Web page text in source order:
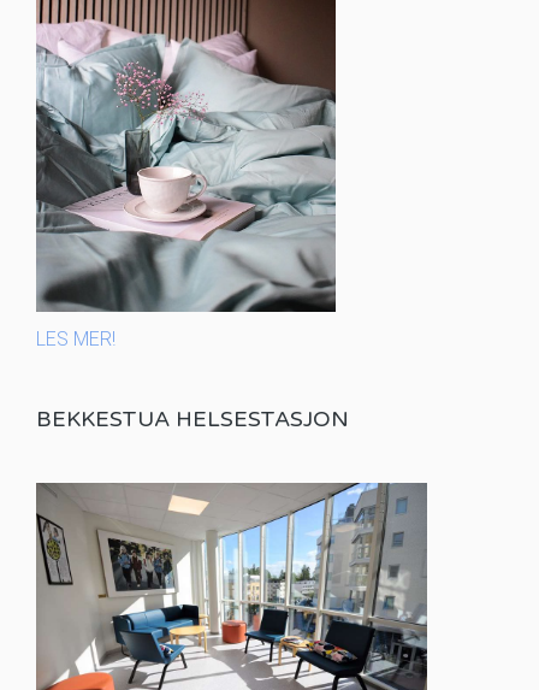
LES MER!
BEKKESTUA HELSESTASJON